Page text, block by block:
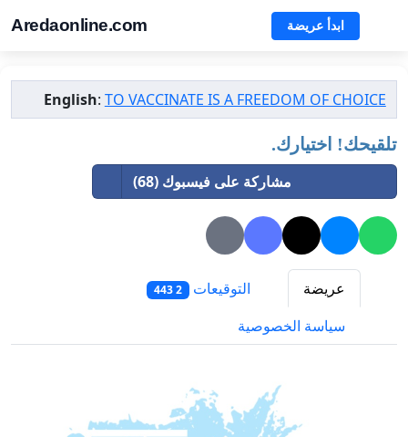
Aredaonline.com ابدأ عريضة
English: TO VACCINATE IS A FREEDOM OF CHOICE
تلقيحك! اختيارك.
مشاركة على فيسبوك (68)
عريضة التوقيعات 2 443
سياسة الخصوصية